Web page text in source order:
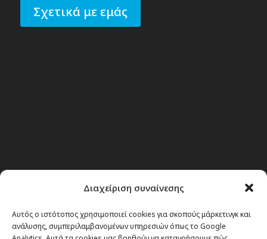
Διαχείριση συναίνεσης
Αυτός ο ιστότοπος χρησιμοποιεί cookies για σκοπούς μάρκετινγκ και
ανάλυσης, συμπεριλαμβανομένων υπηρεσιών όπως το Google
Σχετικά με εμάς